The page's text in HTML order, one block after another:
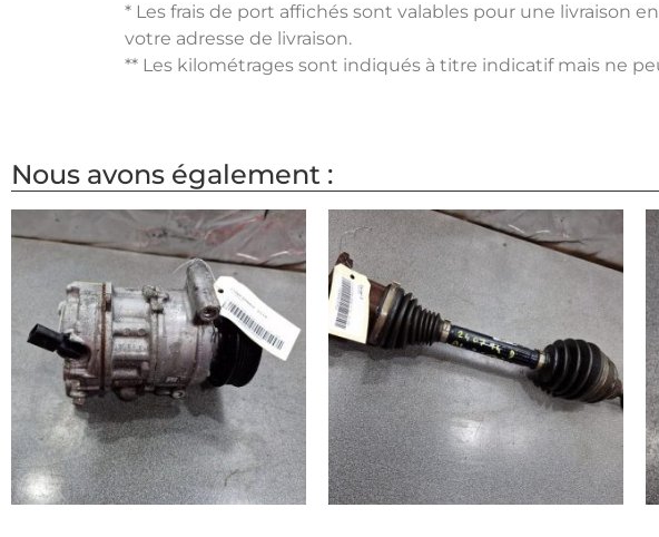
* Les frais de port affichés sont valables pour une livraison
votre adresse de livraison.
** Les kilométrages sont indiqués à titre indicatif mais ne
Nous avons également :